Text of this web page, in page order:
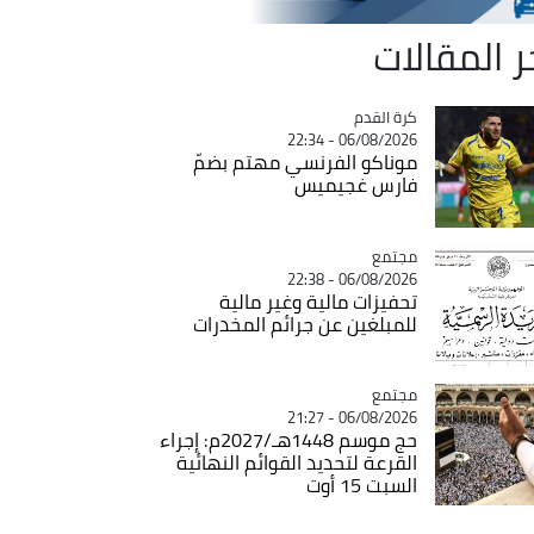
المقالات
Catégorie
كرة القدم
06/08/2026 - 22:34
موناكو الفرنسي مهتم بضمّ
فارس غجيميس
Catégorie
مجتمع
06/08/2026 - 22:38
تحفيزات مالية وغير مالية
للمبلغين عن جرائم المخدرات
Catégorie
مجتمع
06/08/2026 - 21:27
حج موسم 1448هـ/2027م: إجراء
القرعة لتحديد القوائم النهائية
السبت 15 أوت